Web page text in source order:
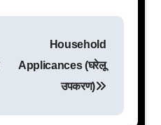
Household
Applicances (घरेलू
उपकरण)